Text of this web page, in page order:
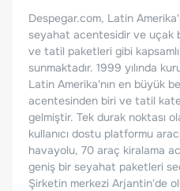
Despegar.com, Latin
seyahat acentesidir ve uçak
ve tatil paketleri gibi
sunmaktadır. 1999 yılında
Latin Amerika'nın en büyük
acentesinden biri ve tatil
gelmiştir. Tek durak noktası
kullanıcı dostu platformu
havayolu, 70 araç kiralama
geniş bir seyahat paketleri
Şirketin merkezi Arjantin'de